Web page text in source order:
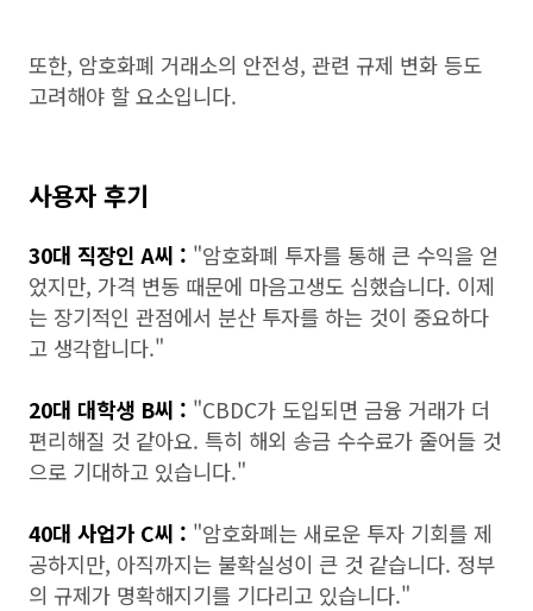
또한, 암호화폐 거래소의 안전성, 관련 규제 변화 등도
고려해야 할 요소입니다.
사용자 후기
30대 직장인 A씨 : "암호화폐 투자를 통해 큰 수익을 얻
었지만, 가격 변동 때문에 마음고생도 심했습니다. 이제
는 장기적인 관점에서 분산 투자를 하는 것이 중요하다
고 생각합니다."
20대 대학생 B씨 : "CBDC가 도입되면 금융 거래가 더
편리해질 것 같아요. 특히 해외 송금 수수료가 줄어들 것
으로 기대하고 있습니다."
40대 사업가 C씨 : "암호화폐는 새로운 투자 기회를 제
공하지만, 아직까지는 불확실성이 큰 것 같습니다. 정부
의 규제가 명확해지기를 기다리고 있습니다."